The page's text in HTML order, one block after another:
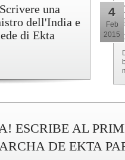
una
dell'India e
di Ekta
4
Feb
2015
ESCRIBE AL
DE EKTA